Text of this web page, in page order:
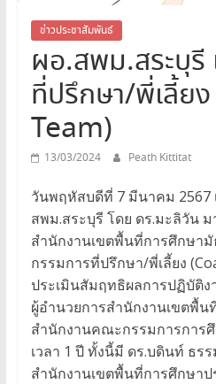
พื้นที่
การ
ศึกษา
มัธยมศึกษา
สระบุรี
ข่าวประชาสัมพันธ์
ผอ.สพม.สระบุรี
ที่ปรึกษา/พี่เลี้ย
Team)
13/03/2024 Peath Kittitat
วันพฤหัสบดีที่ 7 มีนาคม 2567
สพม.สระบุรี โดย ดร.มะลิวัน ม
สำนักงานเขตพื้นที่การศึกษา
กรรมการที่ปรึกษา/พี่เลี้ยง
ประเมินสัมฤทธิผลการปฏิบัติ
ผู้อำนวยการสำนักงานเขตพื้น
สำนักงานคณะกรรมการการ
เวลา 1 ปี ทั้งนี้มี ดร.บดินท์ ธร
สำนักงานเขตพื้นที่การศึกษา